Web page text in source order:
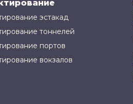
эстакад
тоннелей
портов
вокзалов